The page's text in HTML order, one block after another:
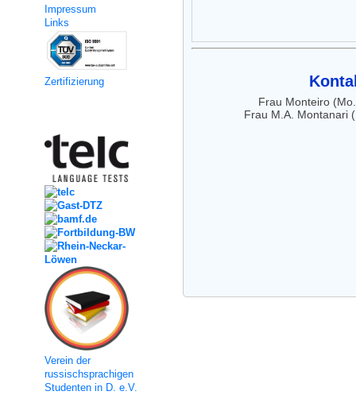
Impressum
Links
Zertifizierung
Verein der
russischsprachigen
Studenten in D. e.V.
Frau Monteiro
Frau M.A. Montanari